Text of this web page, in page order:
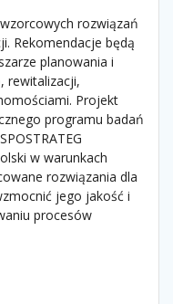
rozwiązań
Rekomendacje będą
planowania i
rewitalizacji,
Projekt
programu badań
w warunkach
rozwiązania dla
jego jakość i
procesów